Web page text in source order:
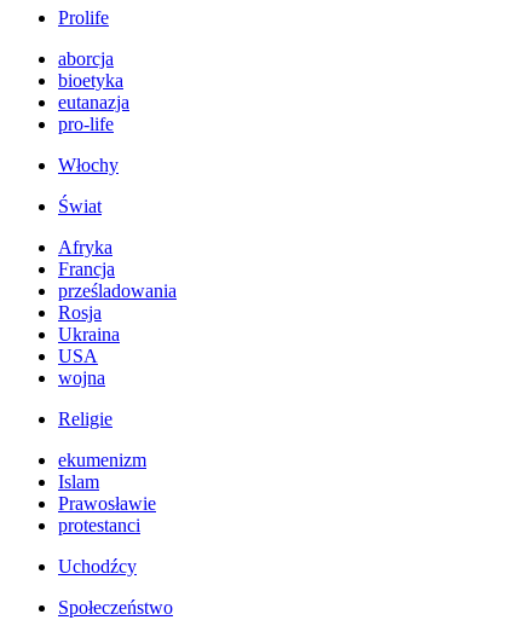
Prolife
aborcja
bioetyka
eutanazja
pro-life
Włochy
Świat
Afryka
Francja
prześladowania
Rosja
Ukraina
USA
wojna
Religie
ekumenizm
Islam
Prawosławie
protestanci
Uchodźcy
Społeczeństwo